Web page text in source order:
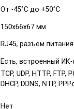
От -45°С до +50°С
150х66х67 мм
RJ45, разъем питания
Есть, встроенный
TCP, UDP, HTTP, FTP,
DHCP, DDNS, NTP,
Нет